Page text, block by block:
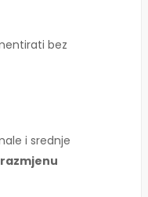
bez
i srednje